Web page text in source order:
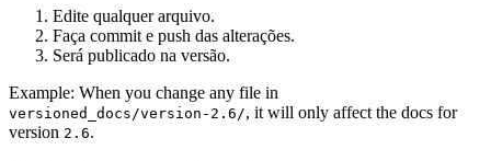
Edite qualquer arquivo.
Faça commit e push das alterações.
Será publicado na versão.
Example: When you change any file in
versioned_docs/version-2.6/, it will only affect the docs for
version 2.6.